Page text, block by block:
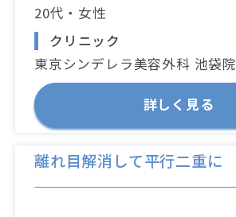
20代・女性
クリニック
東京シンデレラ美容外科 池袋院
詳しく見る
離れ目解消して平行二重に